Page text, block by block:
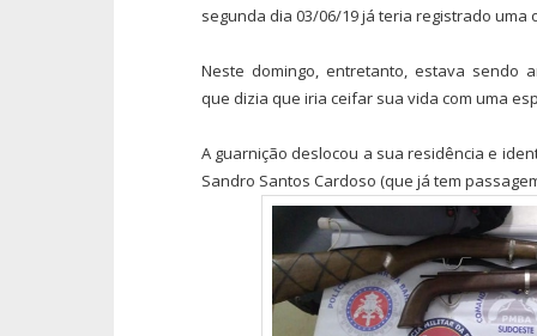
segunda dia 03/06/19 já teria registrado
Neste domingo, entretanto, estava sendo
que dizia que iria ceifar sua vida com uma
A guarnição deslocou a sua residência e
Sandro Santos Cardoso (que já tem